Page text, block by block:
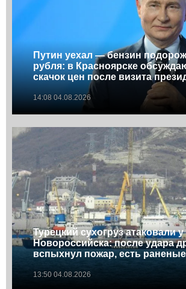
Путин уехал — бензин
рубля: в Красноярске
скачок цен после визита
14:08 04.08.2026
Турецкий сухогруз атаковали у
Новороссийска: после удара
вспыхнул пожар, есть раненые
13:50 04.08.2026